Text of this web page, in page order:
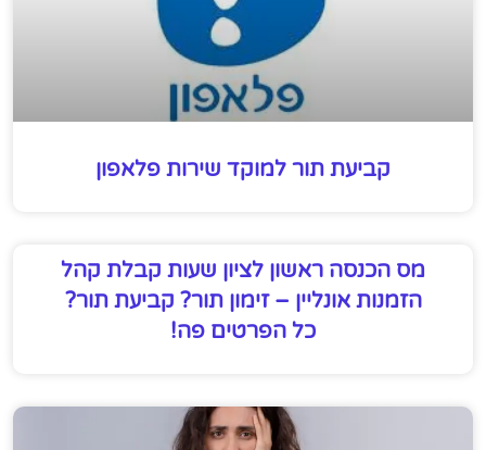
קביעת תור למוקד שירות פלאפון
מס הכנסה ראשון לציון שעות קבלת קהל
הזמנות אונליין – זימון תור? קביעת תור?
כל הפרטים פה!